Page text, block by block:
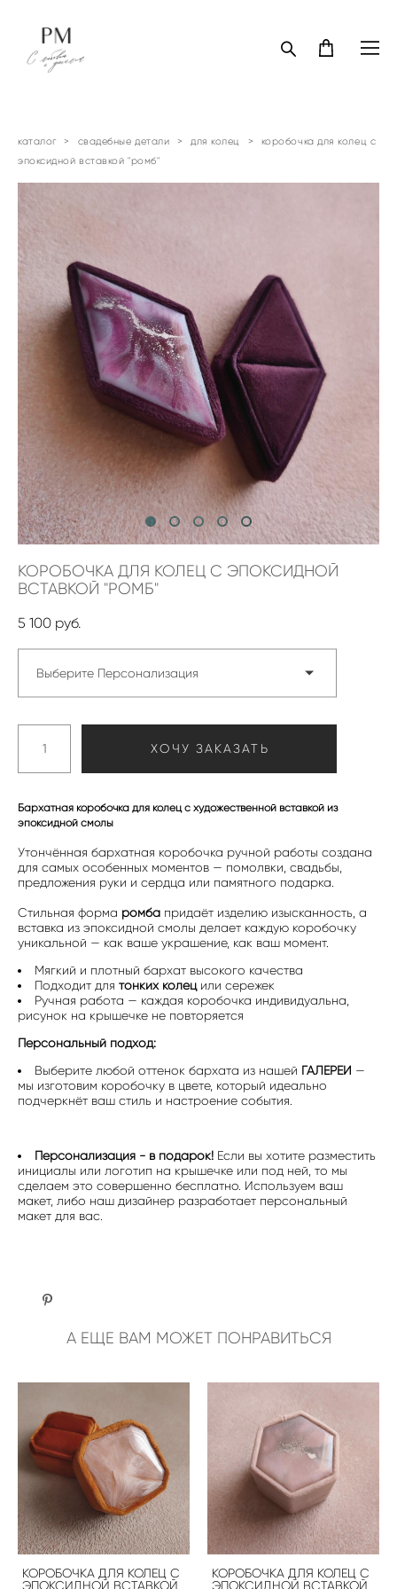
каталог > свадебные детали > для колец >
коробочка для колец с
эпоксидной вставкой "ромб"
КОРОБОЧКА ДЛЯ КОЛЕЦ С ЭПОКСИДНОЙ
ВСТАВКОЙ "РОМБ"
5 100 pуб.
Выберите Персонализация
ХОЧУ ЗАКАЗАТЬ
Бархатная коробочка для колец с художественной вставкой из
эпоксидной смолы
Утончённая бархатная коробочка ручной работы создана
для самых особенных моментов — помолвки, свадьбы,
предложения руки и сердца или памятного подарка.
Стильная форма ромба придаёт изделию изысканность, а
вставка из эпоксидной смолы делает каждую коробочку
уникальной — как ваше украшение, как ваш момент.
Мягкий и плотный бархат высокого качества
Подходит для тонких колецили сережек
Ручная работа — каждая коробочка индивидуальна,
рисунок на крышечке не повторяется
Персональный подход:
Выберите любой оттенок бархата из нашей ГАЛЕРЕИ —
мы изготовим коробочку в цвете, который идеально
подчеркнёт ваш стиль и настроение события.
Персонализация - в подарок! Если вы хотите разместить
инициалы или логотип на крышечке или под ней, то мы
сделаем это совершенно бесплатно. Используем ваш
макет, либо наш дизайнер разработает персональный
макет для вас.
А ЕЩЕ ВАМ МОЖЕТ ПОНРАВИТЬСЯ
КОРОБОЧКА ДЛЯ КОЛЕЦ С
ЭПОКСИДНОЙ ВСТАВКОЙ
КОРОБОЧКА ДЛЯ КОЛЕЦ С
ЭПОКСИДНОЙ ВСТАВКОЙ